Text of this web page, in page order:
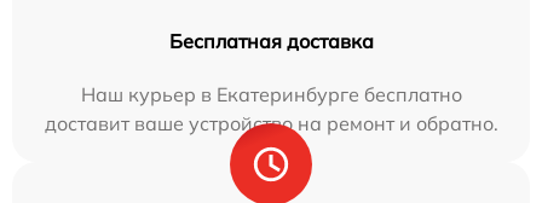
Бесплатная доставка
Наш курьер в Екатеринбурге бесплатно
доставит ваше устройство на ремонт и обратно.